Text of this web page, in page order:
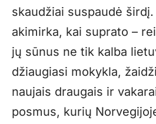
skaudžiai suspaudė
akimirka, kai suprato –
jų sūnus ne tik kalba
džiaugiasi mokykla,
naujais draugais ir
posmus, kurių